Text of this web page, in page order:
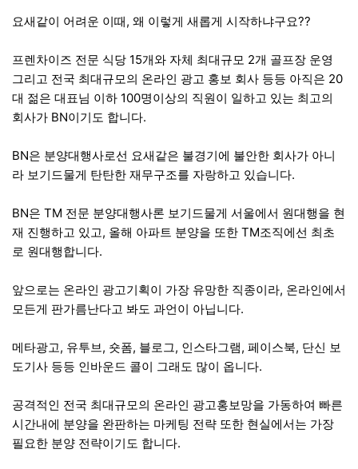
요새같이 어려운 이때, 왜 이렇게 새롭게 시작하냐구요??
프렌차이즈 전문 식당 15개와 자체 최대규모 2개 골프장 운영
그리고 전국 최대규모의 온라인 광고 홍보 회사 등등 아직은 20
대 젊은 대표님 이하 100명이상의 직원이 일하고 있는 최고의
회사가 BN이기도 합니다.
BN은 분양대행사로선 요새같은 불경기에 불안한 회사가 아니
라 보기드물게 탄탄한 재무구조를 자랑하고 있습니다.
BN은 TM 전문 분양대행사론 보기드물게 서울에서 원대행을 현
재 진행하고 있고, 올해 아파트 분양을 또한 TM조직에선 최초
로 원대행합니다.
앞으로는 온라인 광고기획이 가장 유망한 직종이라, 온라인에서
모든게 판가름난다고 봐도 과언이 아닙니다.
메타광고, 유투브, 숏폼, 블로그, 인스타그램, 페이스북, 단신 보
도기사 등등 인바운드 콜이 그래도 많이 옵니다.
공격적인 전국 최대규모의 온라인 광고홍보망을 가동하여 빠른
시간내에 분양을 완판하는 마케팅 전략 또한 현실에서는 가장
필요한 분양 전략이기도 합니다.